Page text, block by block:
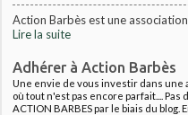
Action Barbès est une
Lire la suite
Adhérer à Action Barbès
Une envie de vous investir dans
où tout n'est pas encore parfait....
ACTION BARBES par le biais du